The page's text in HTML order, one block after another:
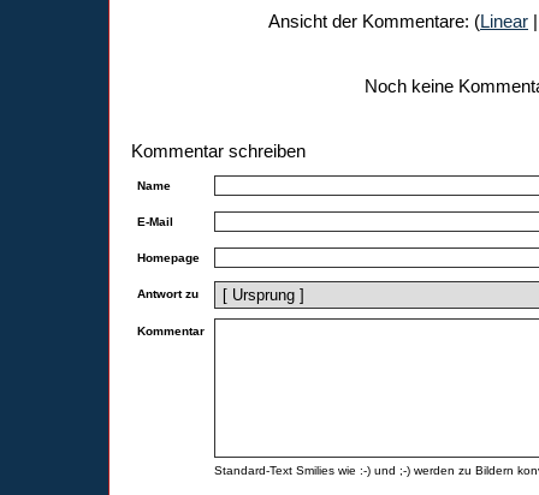
Ansicht der Kommentare: (Linear
Noch keine
Kommentar schreiben
Name
E-Mail
Homepage
Antwort zu
Kommentar
Standard-Text Smilies wie :-) und ;-) werden zu Bildern